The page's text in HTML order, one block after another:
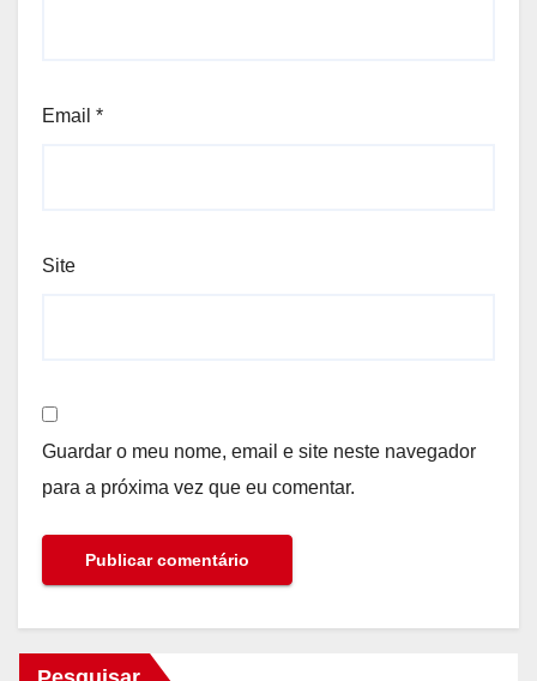
Email *
Site
Guardar o meu nome, email e site neste navegador
para a próxima vez que eu comentar.